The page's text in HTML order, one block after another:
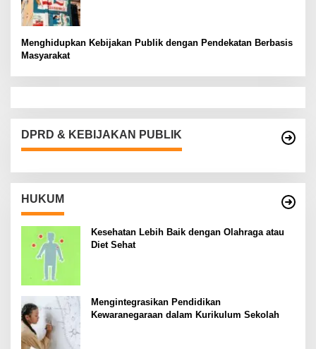
Menghidupkan Kebijakan Publik dengan Pendekatan Berbasis
Masyarakat
DPRD & KEBIJAKAN PUBLIK
HUKUM
Kesehatan Lebih Baik dengan Olahraga atau
Diet Sehat
Mengintegrasikan Pendidikan
Kewaranegaraan dalam Kurikulum Sekolah